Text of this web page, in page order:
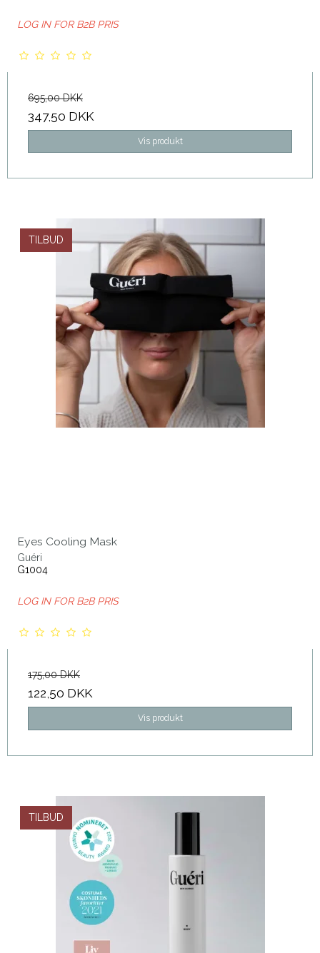
LOG IN FOR B2B PRIS
695,00 DKK
347,50 DKK
Vis produkt
TILBUD
Eyes Cooling Mask
Guéri
G1004
LOG IN FOR B2B PRIS
175,00 DKK
122,50 DKK
Vis produkt
TILBUD